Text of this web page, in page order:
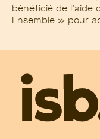
bénéficié de l’aide
Ensemble » pour